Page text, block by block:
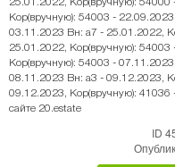
25.01.2022, Кор(вручную):
Кор(вручную): 54003 -
03.11.2023 Вн: a7 - 25.01.2022,
25.01.2022, Кор(вручную):
Кор(вручную): 54003 -
08.11.2023 Вн: a3 - 09.12.2023,
09.12.2023, Кор(вручную): 41036
сайте 20.estate
ID